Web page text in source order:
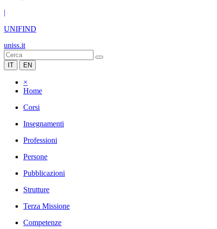
|
UNIFIND
uniss.it
IT EN
×
Home
Corsi
Insegnamenti
Professioni
Persone
Pubblicazioni
Strutture
Terza Missione
Competenze